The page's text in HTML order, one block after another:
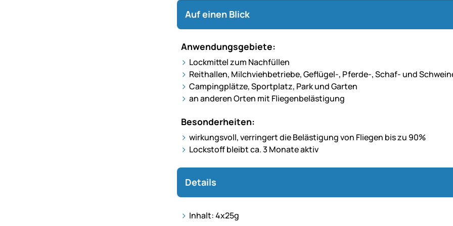
Auf einen Blick
Anwendungsgebiete:
Lockmittel zum Nachfüllen
Reithallen, Milchviehbetriebe, Geflügel-, Pferde-, Schaf- und
Campingplätze, Sportplatz, Park und Garten
an anderen Orten mit Fliegenbelästigung
Besonderheiten:
wirkungsvoll, verringert die Belästigung von Fliegen bis zu 90%
Lockstoff bleibt ca. 3 Monate aktiv
Details
Inhalt: 4x25g